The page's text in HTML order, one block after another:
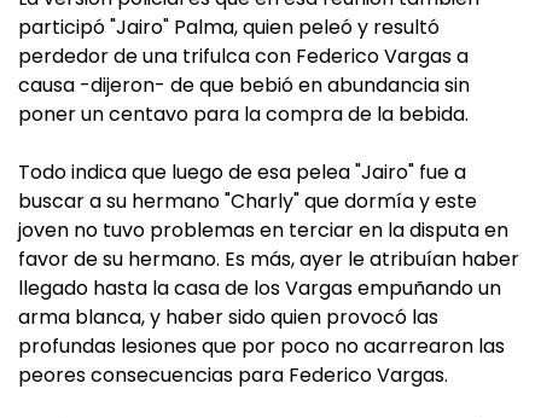
participó "Jairo" Palma, quien peleó y resultó
perdedor de una trifulca con Federico Vargas a
causa -dijeron- de que bebió en abundancia sin
poner un centavo para la compra de la bebida.
Todo indica que luego de esa pelea "Jairo" fue a
buscar a su hermano "Charly" que dormía y este
joven no tuvo problemas en terciar en la disputa en
favor de su hermano. Es más, ayer le atribuían haber
llegado hasta la casa de los Vargas empuñando un
arma blanca, y haber sido quien provocó las
profundas lesiones que por poco no acarrearon las
peores consecuencias para Federico Vargas.